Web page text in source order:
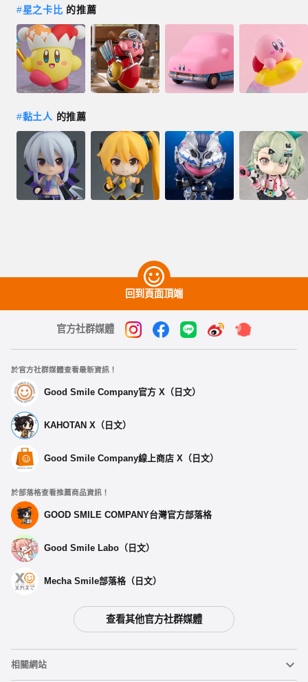
#星之卡比 的推薦
#黏土人 的推薦
回到頁面頂端
官方社群媒體
於官方社群媒體查看最新資訊！
Good Smile Company官方 X（日文）
KAHOTAN X（日文）
Good Smile Company線上商店 X（日文）
於部落格查看推薦商品資訊！
GOOD SMILE COMPANY台灣官方部落格
Good Smile Labo（日文）
Mecha Smile部落格（日文）
查看其他官方社群媒體
相關網站